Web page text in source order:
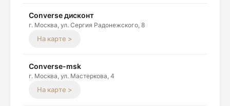
Converse дисконт
г. Москва, ул. Сергия Радонежского, 8
На карте >
Converse-msk
г. Москва, ул. Мастеркова, 4
На карте >